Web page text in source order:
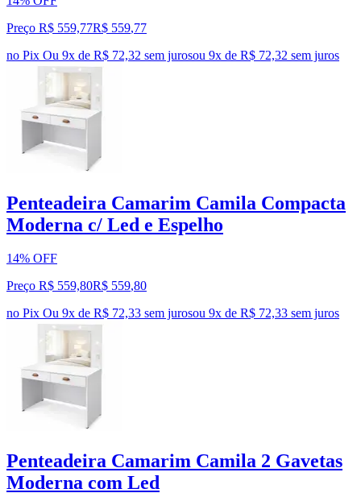
Preço R$ 559,77R$ 559,77
no Pix Ou 9x de R$ 72,32 sem jurosou 9x de R$ 72,32 sem juros
Penteadeira Camarim Camila Compacta
Moderna c/ Led e Espelho
14% OFF
Preço R$ 559,80R$ 559,80
no Pix Ou 9x de R$ 72,33 sem jurosou 9x de R$ 72,33 sem juros
Penteadeira Camarim Camila 2 Gavetas
Moderna com Led